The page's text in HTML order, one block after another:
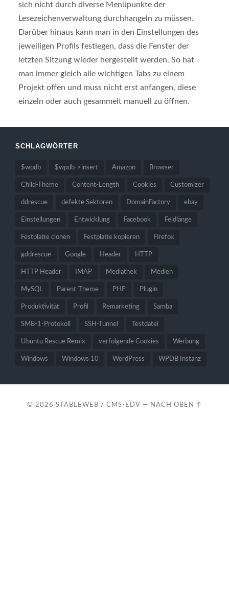
sich nicht durch diverse Menüpunkte der
Lesezeichenverwaltung durchhangeln zu müssen.
Darüber hinaus kann man in den Einstellungen des
jeweiligen Profils festlegen, dass die Fenster der
letzten Sitzung wieder hergestellt werden. So hat
man immer gleich alle wichtigen Tabs zu einem
Projekt offen und muss nicht erst anfangen, diese
einzeln oder auch gesammelt manuell zu öffnen.
SCHLAGWÖRTER
$wpdb $wpdb->insert Amazon Browser
Child-Theme Content-Length Cookies Customizer
ddrescue defekte Sektoren DomainFactory ebay
Einstellungen Entwicklung Facebook Feldlänge
Festplatte clonen Festplatte kopieren Firefox
gddrescue Google Header HTTP
HTTP Header IMAP Mediathek Medien
MySQL Parent-Theme PHP Plugin
Produktivität Profil Remarketing Samba
SMB-1-Protokoll SSH-Tunnel Testdatei
Ubuntu Rescue Remix verfolgende Cookies Werbung
Windows Windows 10 WordPress WPDB Instanz
© 2026 STABLEWEB / CMS-EDV — NACH OBEN ↑